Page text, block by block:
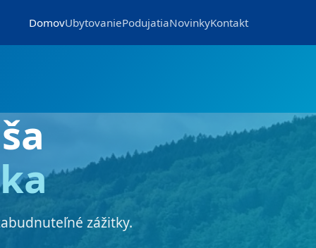
DomovUbytovaniePodujatiaNovinkyKontakt
zážitky.